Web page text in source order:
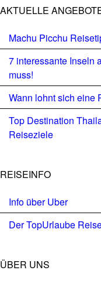
AKTUELLE
Machu Picchu
7 interessante Inseln
muss!
Wann lohnt sich eine
Top Destination
Reiseziele
REISEINFO
Info über Uber
Der TopUrlaube
ÜBER UNS